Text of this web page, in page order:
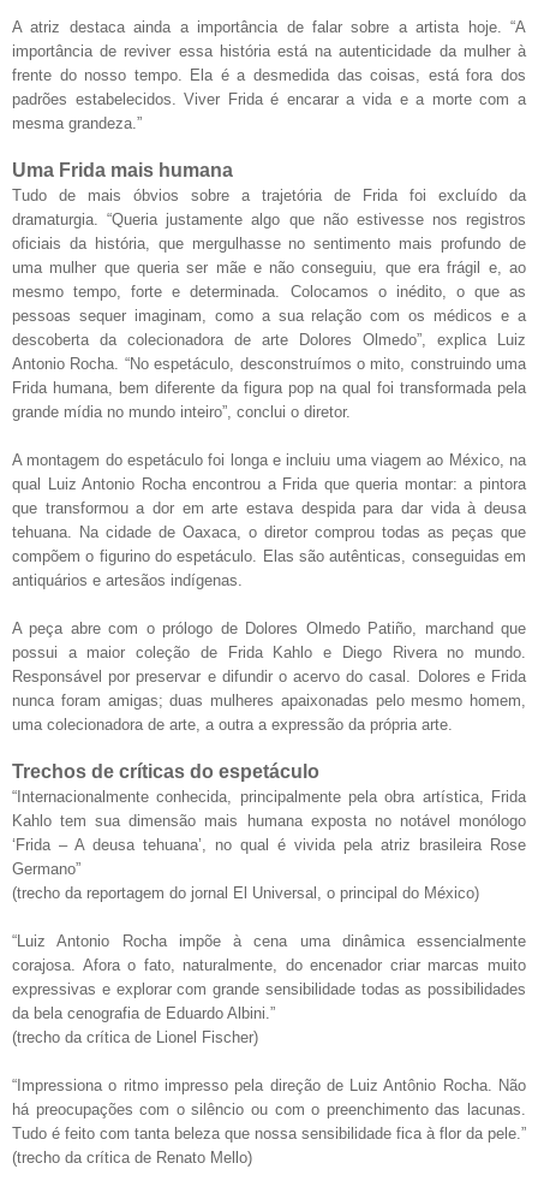
A atriz destaca ainda a importância de falar sobre a artista hoje. “A
importância de reviver essa história está na autenticidade da mulher à
frente do nosso tempo. Ela é a desmedida das coisas, está fora dos
padrões estabelecidos. Viver Frida é encarar a vida e a morte com a
mesma grandeza.”
Uma Frida mais humana
Tudo de mais óbvios sobre a trajetória de Frida foi excluído da
dramaturgia. “Queria justamente algo que não estivesse nos registros
oficiais da história, que mergulhasse no sentimento mais profundo de
uma mulher que queria ser mãe e não conseguiu, que era frágil e, ao
mesmo tempo, forte e determinada. Colocamos o inédito, o que as
pessoas sequer imaginam, como a sua relação com os médicos e a
descoberta da colecionadora de arte Dolores Olmedo”, explica Luiz
Antonio Rocha. “No espetáculo, desconstruímos o mito, construindo uma
Frida humana, bem diferente da figura pop na qual foi transformada pela
grande mídia no mundo inteiro”, conclui o diretor.
A montagem do espetáculo foi longa e incluiu uma viagem ao México, na
qual Luiz Antonio Rocha encontrou a Frida que queria montar: a pintora
que transformou a dor em arte estava despida para dar vida à deusa
tehuana. Na cidade de Oaxaca, o diretor comprou todas as peças que
compõem o figurino do espetáculo. Elas são autênticas, conseguidas em
antiquários e artesãos indígenas.
A peça abre com o prólogo de Dolores Olmedo Patiño, marchand que
possui a maior coleção de Frida Kahlo e Diego Rivera no mundo.
Responsável por preservar e difundir o acervo do casal. Dolores e Frida
nunca foram amigas; duas mulheres apaixonadas pelo mesmo homem,
uma colecionadora de arte, a outra a expressão da própria arte.
Trechos de críticas do espetáculo
“Internacionalmente conhecida, principalmente pela obra artística, Frida
Kahlo tem sua dimensão mais humana exposta no notável monólogo
‘Frida – A deusa tehuana’, no qual é vivida pela atriz brasileira Rose
Germano”
(trecho da reportagem do jornal El Universal, o principal do México)
“Luiz Antonio Rocha impõe à cena uma dinâmica essencialmente
corajosa. Afora o fato, naturalmente, do encenador criar marcas muito
expressivas e explorar com grande sensibilidade todas as possibilidades
da bela cenografia de Eduardo Albini.”
(trecho da crítica de Lionel Fischer)
“Impressiona o ritmo impresso pela direção de Luiz Antônio Rocha. Não
há preocupações com o silêncio ou com o preenchimento das lacunas.
Tudo é feito com tanta beleza que nossa sensibilidade fica à flor da pele.”
(trecho da crítica de Renato Mello)